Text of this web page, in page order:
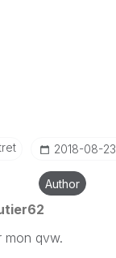
‎2018-08-23
Author
mon qvw.